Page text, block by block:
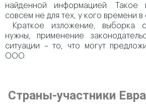
найденной информацией. Такое
совсем не для тех, у кого времени в
Краткое изложение, выборка
нужны, применение
ситуации – то, что могут
ООО.
Страны-участники